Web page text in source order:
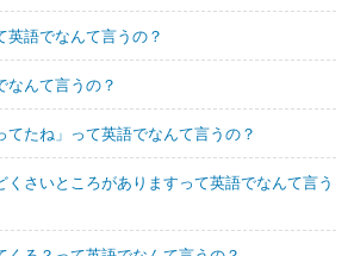
英語でなんて言うの？
なんて言うの？
てたね」って英語でなんて言うの？
くさいところがありますって英語でなんて言う